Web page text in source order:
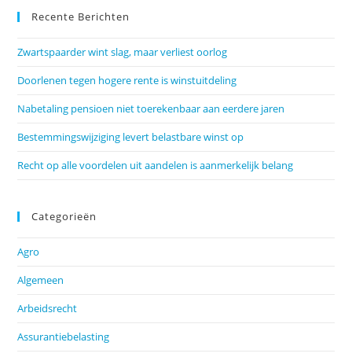
Recente Berichten
Zwartspaarder wint slag, maar verliest oorlog
Doorlenen tegen hogere rente is winstuitdeling
Nabetaling pensioen niet toerekenbaar aan eerdere jaren
Bestemmingswijziging levert belastbare winst op
Recht op alle voordelen uit aandelen is aanmerkelijk belang
Categorieën
Agro
Algemeen
Arbeidsrecht
Assurantiebelasting